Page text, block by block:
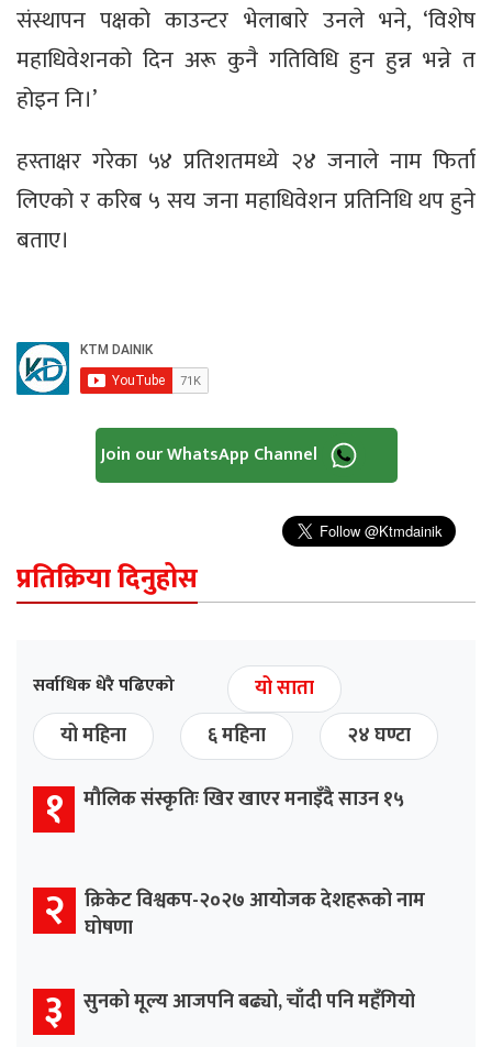
संस्थापन पक्षको काउन्टर भेलाबारे उनले भने, ‘विशेष
महाधिवेशनको दिन अरू कुनै गतिविधि हुन हुन्न भन्ने त
होइन नि।’
हस्ताक्षर गरेका ५४ प्रतिशतमध्ये २४ जनाले नाम फिर्ता
लिएको र करिब ५ सय जना महाधिवेशन प्रतिनिधि थप हुने
बताए।
Join our WhatsApp Channel
प्रतिक्रिया दिनुहोस
सर्वाधिक धेरै पढिएको
यो साता
यो महिना
६ महिना २४ घण्टा
१ मौलिक संस्कृतिः खिर खाएर मनाइँदै साउन १५
२ क्रिकेट विश्वकप-२०२७ आयोजक देशहरूको नाम
घोषणा
३ सुनको मूल्य आजपनि बढ्यो, चाँदी पनि महँगियो